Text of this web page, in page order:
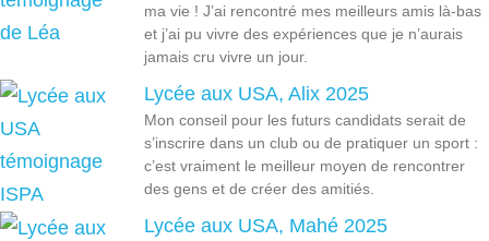
ma vie ! J’ai rencontré mes meilleurs amis là-bas
et j’ai pu vivre des expériences que je n’aurais
jamais cru vivre un jour.
Lycée aux USA, Alix 2025
Mon conseil pour les futurs candidats serait de
s’inscrire dans un club ou de pratiquer un sport :
c’est vraiment le meilleur moyen de rencontrer
des gens et de créer des amitiés.
Lycée aux USA, Mahé 2025